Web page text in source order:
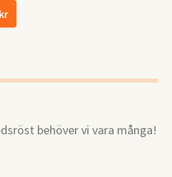
behöver vi vara många!